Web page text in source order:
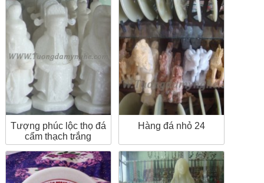
Tượng phúc lộc thọ đá
cẩm thạch trắng
Hàng đá nhỏ 24